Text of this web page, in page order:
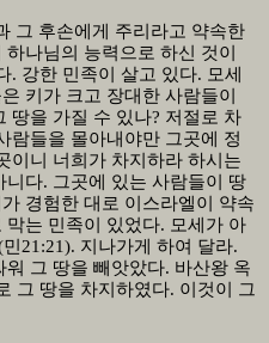
그 후손에게 주리라고 약속한
하나님의 능력으로 하신 것이
. 강한 민족이 살고 있다. 모세
키가 크고 장대한 사람들이
땅을 가질 수 있나? 저절로 차
람들을 몰아내야만 그곳에 정
이니 너희가 차지하라 하시는
니다. 그곳에 있는 사람들이 땅
경험한 대로 이스라엘이 약속
막는 민족이 있었다. 모세가 아
민21:21). 지나가게 하여 달라.
워 그 땅을 빼앗았다. 바산왕 옥
그 땅을 차지하였다. 이것이 그